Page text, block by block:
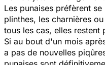
Les punaises préfèrent
plinthes, les charnières
tous les cas, elles restent
Si au bout d'un mois
a pas de nouvelles